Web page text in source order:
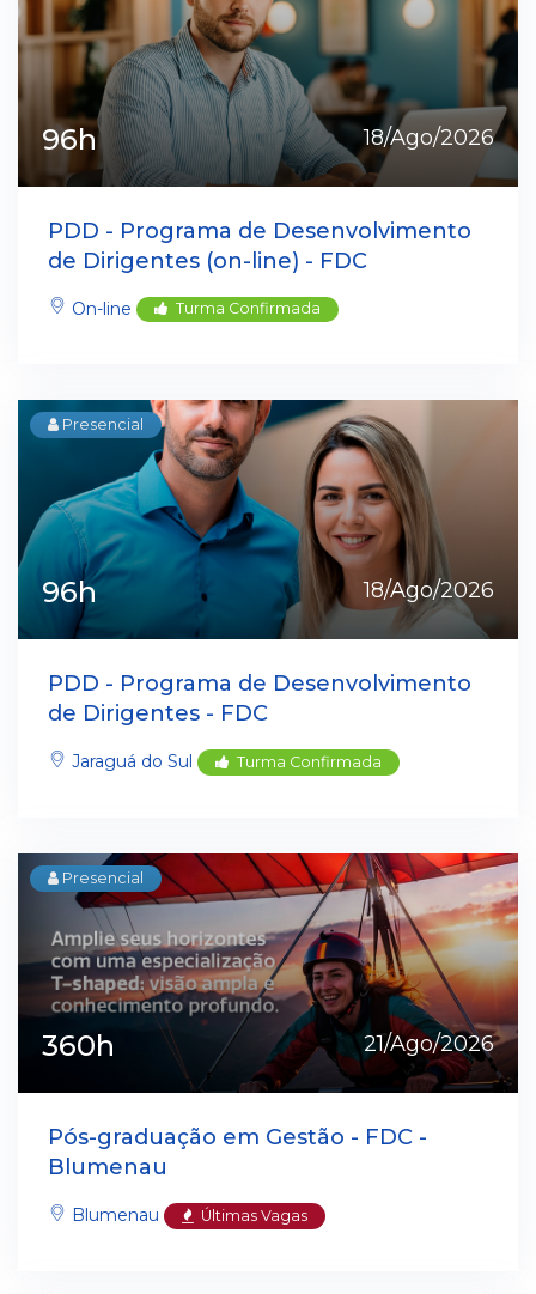
96h 18/Ago/2026
PDD - Programa de Desenvolvimento
de Dirigentes (on-line) - FDC
On-line Turma Confirmada
Presencial
96h 18/Ago/2026
PDD - Programa de Desenvolvimento
de Dirigentes - FDC
Jaraguá do Sul Turma Confirmada
Presencial
360h 21/Ago/2026
Pós-graduação em Gestão - FDC -
Blumenau
Blumenau Últimas Vagas